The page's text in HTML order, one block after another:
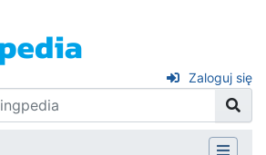
Zaloguj się